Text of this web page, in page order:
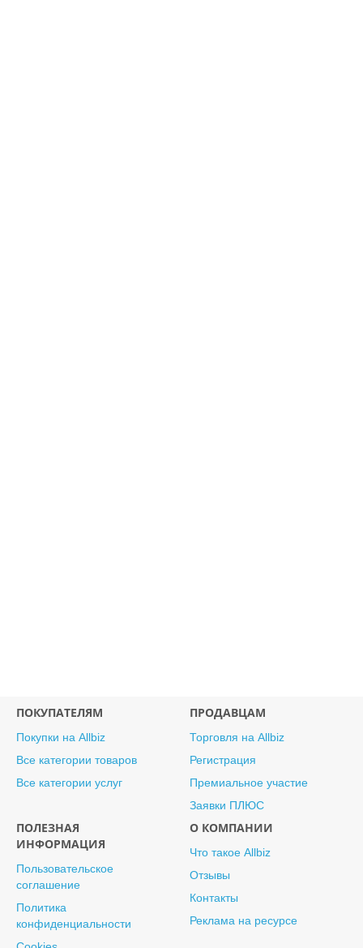
ПОКУПАТЕЛЯМ
Покупки на Allbiz
Все категории товаров
Все категории услуг
ПРОДАВЦАМ
Торговля на Allbiz
Регистрация
Премиальное участие
Заявки ПЛЮС
ПОЛЕЗНАЯ
ИНФОРМАЦИЯ
Пользовательское
соглашение
Политика
конфиденциальности
О КОМПАНИИ
Что такое Allbiz
Отзывы
Контакты
Реклама на ресурсе